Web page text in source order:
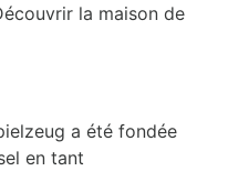
la maison de
a été fondée
en tant